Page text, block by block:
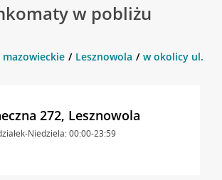
w pobliżu
Lesznowola w okolicy ul.
272, Lesznowola
Niedziela: 00:00-23:59